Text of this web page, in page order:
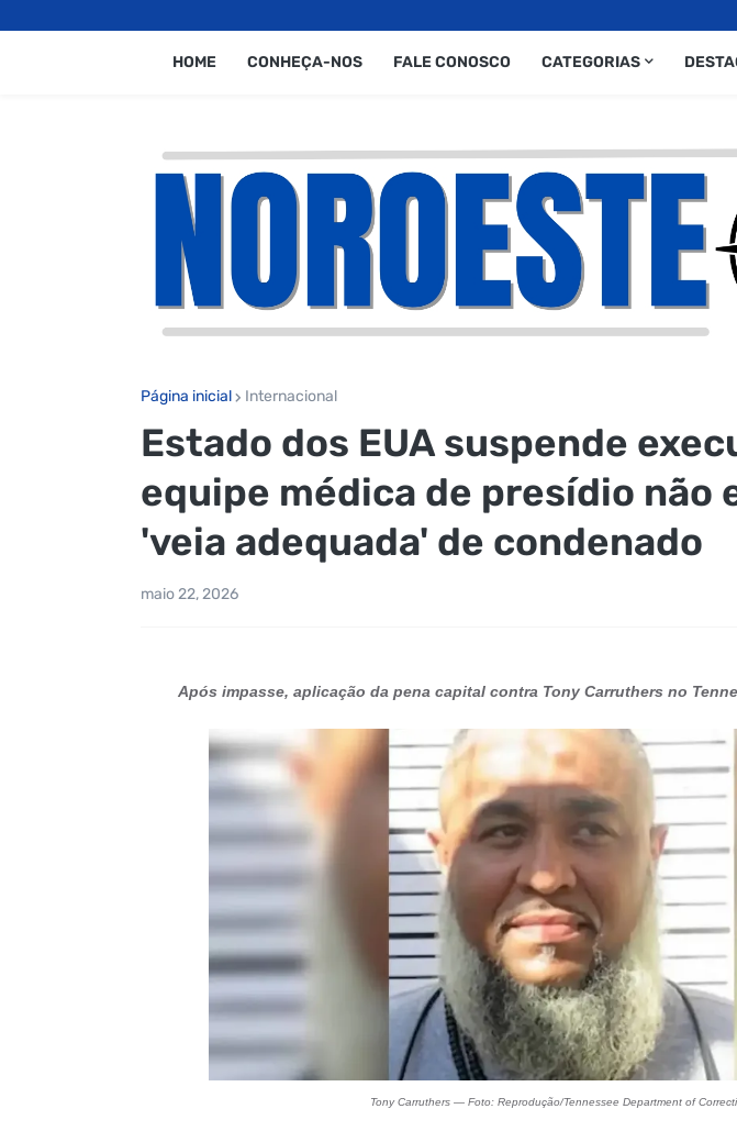
HOME CONHEÇA-NOS FALE CONOSCO CATEGORIAS
Página inicial Internacional
Estado dos EUA suspende
equipe médica de presídio não
'veia adequada' de condenado
maio 22, 2026
Após impasse, aplicação da pena capital contra Tony Carruthers no
Tony Carruthers — Foto: Reprodução/Tennessee Department of